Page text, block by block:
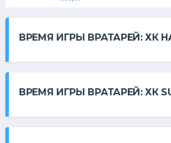
ВРЕМЯ ИГРЫ ВРАТАРЕЙ: ХК
ВРЕМЯ ИГРЫ ВРАТАРЕЙ: ХК